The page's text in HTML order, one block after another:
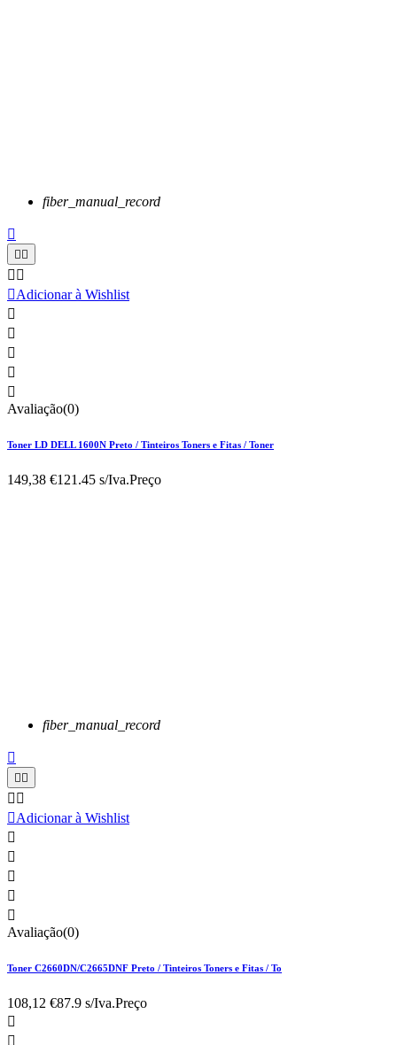
fiber_manual_record

 
 
Adicionar à Wishlist





Avaliação(0)
Toner LD DELL 1600N Preto / Tinteiros Toners e Fitas / Toner
149,38 €121.45 s/Iva.Preço
fiber_manual_record

 
 
Adicionar à Wishlist





Avaliação(0)
Toner C2660DN/C2665DNF Preto / Tinteiros Toners e Fitas / To
108,12 €87.9 s/Iva.Preço

